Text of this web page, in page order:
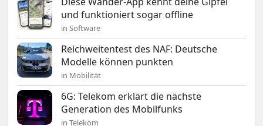
und funktioniert sogar offline
in Software
Reichweitentest des NAF: Deutsche
Modelle können punkten
in Mobilität
6G: Telekom erklärt die nächste
Generation des Mobilfunks
in Telekom